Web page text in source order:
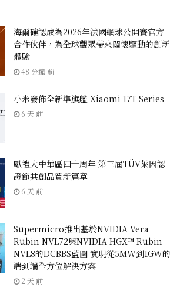
海爾確認成為2026年法國網球公開賽官方
合作伙伴，為全球觀眾帶來關懷驅動的創新
體驗
48 分鐘 前
小米發佈全新準旗艦 Xiaomi 17T Series
6 天 前
獻禮大中華區四十周年 第三屆TÜV萊因認
證節共創品質新篇章
6 天 前
Supermicro推出基於NVIDIA Vera
Rubin NVL72與NVIDIA HGX™ Rubin
NVL8的DCBBS藍圖 實現從5MW到1GW的
端到端全方位解決方案
2 天 前